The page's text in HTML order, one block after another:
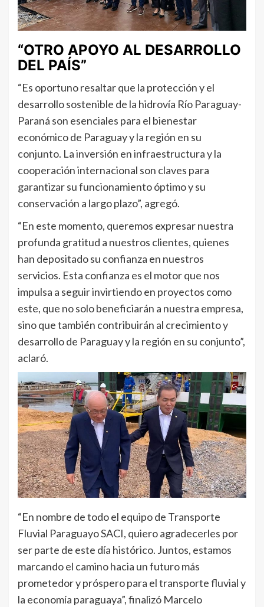
“OTRO APOYO AL DESARROLLO
DEL PAÍS”
“Es oportuno resaltar que la protección y el
desarrollo sostenible de la hidrovía Río Paraguay-
Paraná son esenciales para el bienestar
económico de Paraguay y la región en su
conjunto. La inversión en infraestructura y la
cooperación internacional son claves para
garantizar su funcionamiento óptimo y su
conservación a largo plazo”, agregó.
“En este momento, queremos expresar nuestra
profunda gratitud a nuestros clientes, quienes
han depositado su confianza en nuestros
servicios. Esta confianza es el motor que nos
impulsa a seguir invirtiendo en proyectos como
este, que no solo beneficiarán a nuestra empresa,
sino que también contribuirán al crecimiento y
desarrollo de Paraguay y la región en su conjunto”,
aclaró.
“En nombre de todo el equipo de Transporte
Fluvial Paraguayo SACI, quiero agradecerles por
ser parte de este día histórico. Juntos, estamos
marcando el camino hacia un futuro más
prometedor y próspero para el transporte fluvial y
la economía paraguaya”, finalizó Marcelo